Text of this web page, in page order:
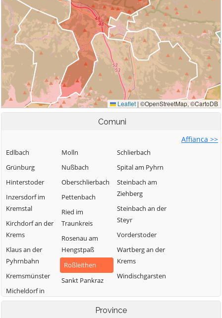
Comuni
Affianca >>
Edlbach
Grünburg
Hinterstoder
Inzersdorf im
Kremstal
Kirchdorf an der
Krems
Klaus an der
Pyhrnbahn
Kremsmünster
Micheldorf in
Oberösterreich
Molln
Nußbach
Oberschlierbach
Pettenbach
Ried im
Traunkreis
Rosenau am
Hengstpaß
Roßleithen
Sankt Pankraz
Schlierbach
Spital am Pyhrn
Steinbach am
Ziehberg
Steinbach an der
Steyr
Vorderstoder
Wartberg an der
Krems
Windischgarsten
Province